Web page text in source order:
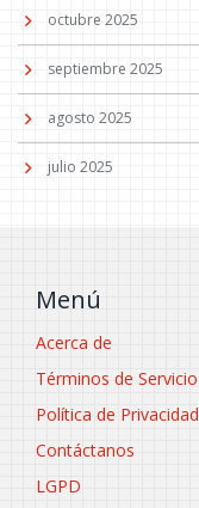
octubre 2025
septiembre 2025
agosto 2025
julio 2025
Menú
Acerca de
Términos de Servicio
Política de Privacidad
Contáctanos
LGPD